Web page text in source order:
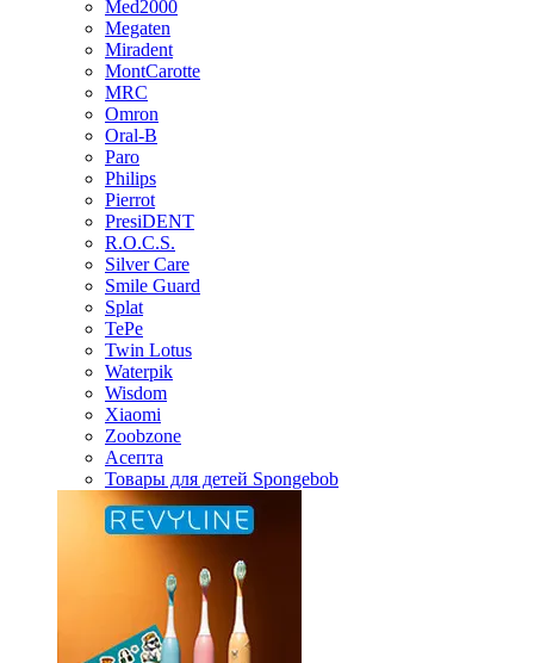
Med2000
Megaten
Miradent
MontCarotte
MRC
Omron
Oral-B
Paro
Philips
Pierrot
PresiDENT
R.O.C.S.
Silver Care
Smile Guard
Splat
TePe
Twin Lotus
Waterpik
Wisdom
Xiaomi
Zoobzone
Асепта
Товары для детей Spongebob